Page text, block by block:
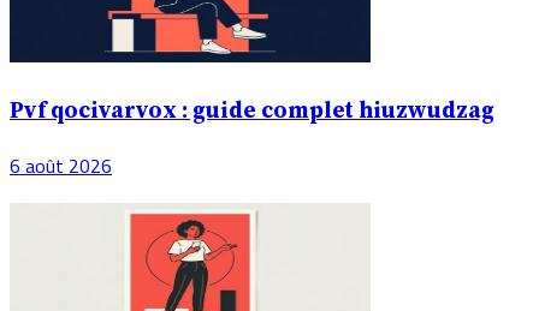
Pvf qocivarvox : guide complet hiuzwudzag
6 août 2026